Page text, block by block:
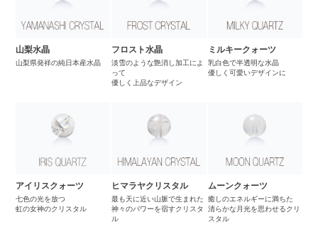
山梨水晶
山梨県発祥の純日本産水晶
フロスト水晶
淡雪のような艶消し加工によ
って
優しく上品なデザイン
ミルキークォーツ
乳白色で半透明な水晶
優しく可愛いデザインに
アイリスクォーツ
七色の光を放つ
虹の女神のクリスタル
ヒマラヤクリスタル
最も天に近い山脈で生まれた
神々のパワーを宿すクリスタ
ル
ムーンクォーツ
癒しのエネルギーに満ちた
清らかな月光を思わせるクリ
スタル